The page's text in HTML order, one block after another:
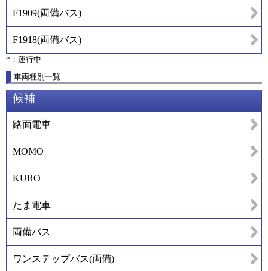
F1909(両備バス)
F1918(両備バス)
*：運行中
車両種別一覧
候補
路面電車
MOMO
KURO
たま電車
両備バス
ワンステップバス(両備)